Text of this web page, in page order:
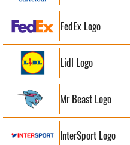
FedEx Logo
Lidl Logo
Mr Beast Logo
InterSport Logo